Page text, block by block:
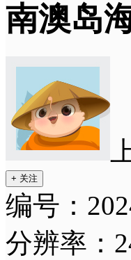
南澳岛
+ 关注
编号：
分辨率：